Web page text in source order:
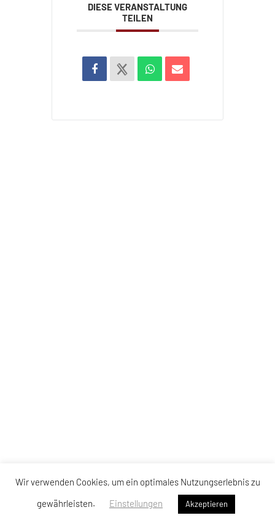
DIESE VERANSTALTUNG
TEILEN
Wir verwenden Cookies, um ein optimales Nutzungserlebnis zu
gewährleisten.
Einstellungen Akzeptieren